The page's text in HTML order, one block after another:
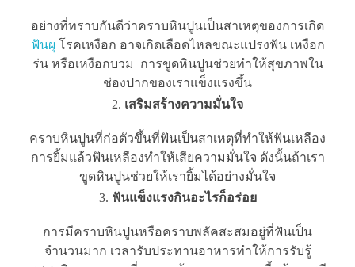
อย่างที่ทราบกันดีว่าคราบหินปูนเป็นสาเหตุของการเกิด
ฟันผุโรคเหงือก อาจเกิดเลือดไหลขณะแปรงฟัน เหงือก
ร่น หรือเหงือกบวม การขูดหินปูนช่วยทำให้สุขภาพใน
ช่องปากของเราแข็งแรงขึ้น
เสริมสร้างความมั่นใจ
คราบหินปูนที่ก่อตัวขึ้นที่ฟันเป็นสาเหตุที่ทำให้ฟันเหลือง
การยิ้มแล้วฟันเหลืองทำให้เสียความมั่นใจ ดังนั้นถ้าเรา
ขูดหินปูนช่วยให้เรายิ้มได้อย่างมั่นใจ
ฟันแข็งแรงกินอะไรก็อร่อย
การมีคราบหินปูนหรือคราบพลัคสะสมอยู่ที่ฟันเป็น
จำนวนมาก เวลารับประทานอาหารทำให้การรับรู้